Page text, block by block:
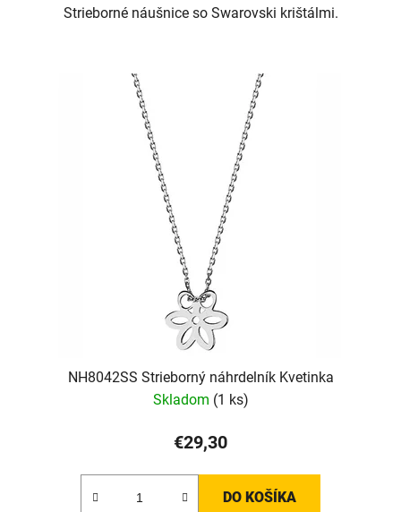
Strieborné náušnice so Swarovski krištálmi.
NH8042SS Strieborný náhrdelník Kvetinka
Skladom (1 ks)
€29,30
DO KOŠÍKA